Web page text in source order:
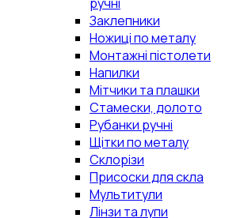
Заклепники
Ножиці по металу
Монтажні пістолети
Напилки
Мітчики та плашки
Стамески, долото
Рубанки ручні
Щітки по металу
Склорізи
Присоски для скла
Мультитули
Лінзи та лупи